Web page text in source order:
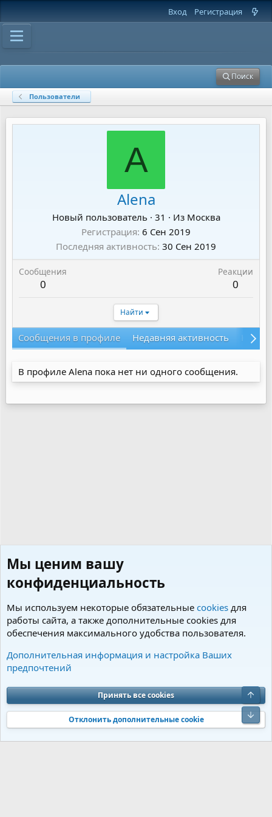
Вход Регистрация
Поиск
Пользователи
A
Alena
Новый пользователь · 31 · Из Москва
Регистрация 6 Сен 2019
Последняя активность 30 Сен 2019
Сообщения
0
Реакции
0
Найти
Сообщения в профиле Недавняя активность
В профиле Alena пока нет ни одного сообщения.
Пользователи
Cookies Charm by DCom
Обратная связь
Условия и правила
Политика конфиденциальности
Помощь
S
S
Community platform by XenForo® © 2010-2026 XenForo Ltd. Перевод от
Jumuro®|Media embeds via s9e/MediaSites
Мы ценим вашу
конфиденциальность
Мы используем некоторые обязательные cookies для
работы сайта, а также дополнительные cookies для
обеспечения максимального удобства пользователя.
Дополнительная информация и настройка Ваших
предпочтений
Принять все cookies
Отклонить дополнительные cookie
Верх
Низ